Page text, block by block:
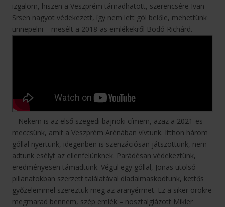
izgalom, hiszen a Veszprém támadhatott, szerencsére Ivan
Srsen nagyot védekezett, így nem lett gól belőle, mehettünk
ünnepelni – mesélt a 2018-as emlékekről Bodó Richárd.
– Nekem is az első szegedi bajnoki címem, azaz a 2021-es
meccsünk, amit a Veszprém Arénában vívtunk. Itthon három
góllal nyertünk, idegenben is szenzációsan játszottunk, nem
adtunk esélyt az ellenfelünknek. Parádésan védekeztünk,
eredményesen támadtunk. Végül egy góllal, Jonas utolsó
pillanatokban szerzett találatával diadalmaskodtunk, kettős
győzelemmel szereztük meg az aranyérmet. Ez a siker örökre
megmarad bennem, szép emlék – nosztalgiázott Mikler